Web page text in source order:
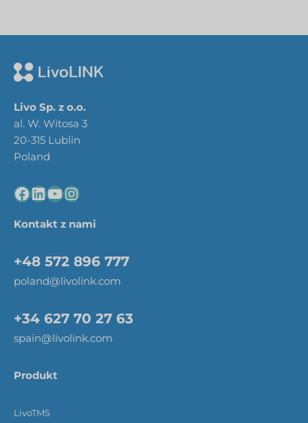
Livo Sp. z o.o.
al. W. Witosa 3
20-315 Lublin
Poland
Kontakt z nami
+48 572 896 777
poland@livolink.com
+34 627 70 27 63
spain@livolink.com
Produkt
LivoTMS